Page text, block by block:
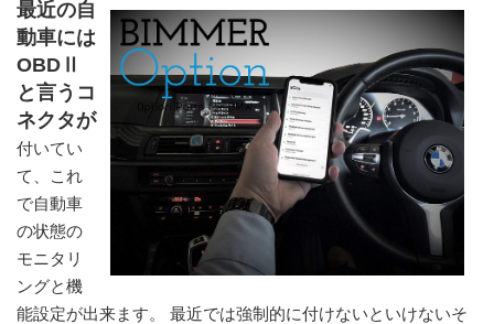
最近の自
動車には
OBDⅡ
と言うコ
ネクタが
付いてい
て、これ
で自動車
の状態の
モニタリ
ングと機
能設定が出来ます。 最近では強制的に付けないといけないそ